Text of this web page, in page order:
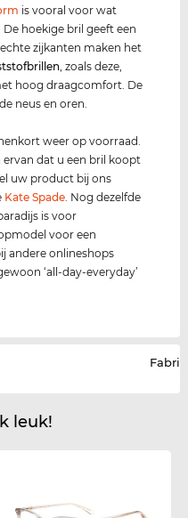
is vooral voor wat
hoekige bril geeft een
zijkanten maken het
brillen, zoals deze,
hoog draagcomfort. De
neus en oren.
weer op voorraad.
ervan dat u een bril koopt
uw product bij ons
Kate Spade. Nog dezelfde
is voor
voor een
andere onlineshops
‘all-day-everyday’
leuk!